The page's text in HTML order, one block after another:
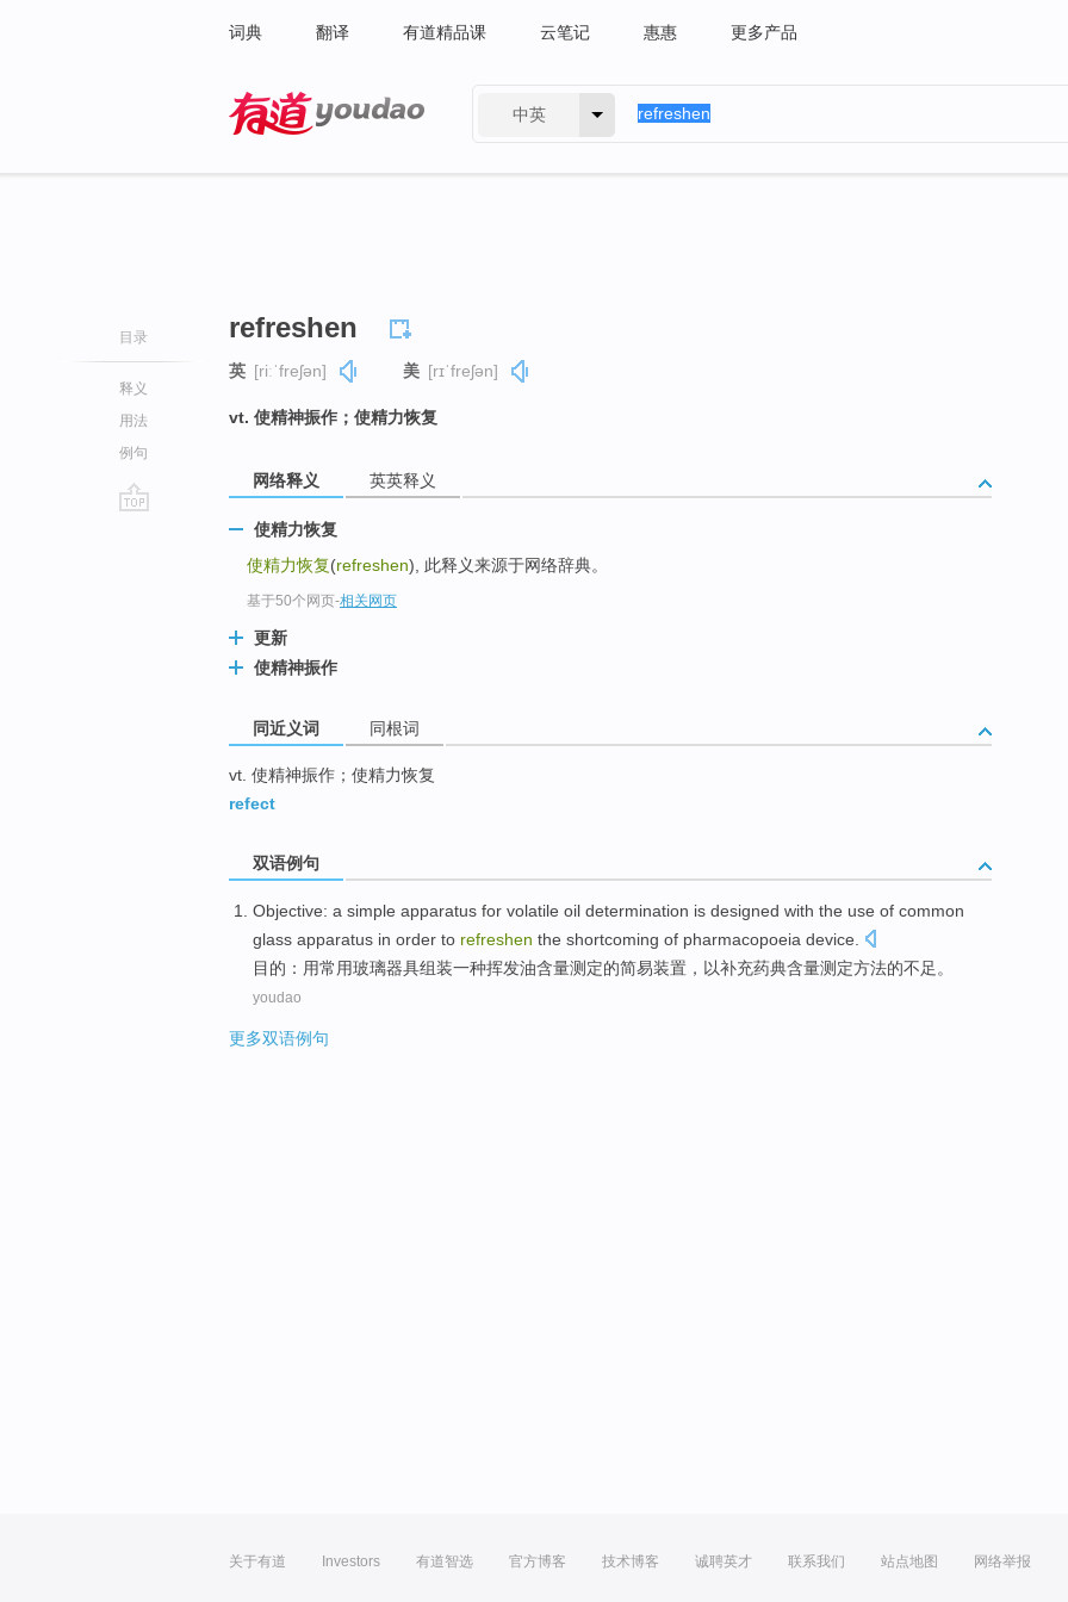
词典 翻译 有道精品课 云笔记 惠惠 更多产品
中英
目录
释义
用法
例句
refreshen
英 [riːˈfreʃən] 美 [rɪˈfreʃən]
vt. 使精神振作；使精力恢复
网络释义 英英释义
使精力恢复
使精力恢复(refreshen), 此释义来源于网络辞典。
基于50个网页-相关网页
更新
使精神振作
同近义词 同根词
vt. 使精神振作；使精力恢复
refect
双语例句
Objective: a simple apparatus for volatile oil determination is designed with the use of common
glass apparatus in order to refreshen the shortcoming of pharmacopoeia device.
目的 ： 用常用玻璃器具组装一种挥发油含量测定的简易装置 ， 以补充药典含量测定方法的不足 。
youdao
更多双语例句
关于有道 Investors 有道智选 官方博客 技术博客 诚聘英才 联系我们 站点地图 网络举报